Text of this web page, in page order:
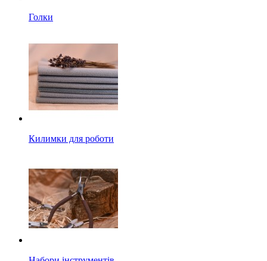
Голки
Килимки для роботи